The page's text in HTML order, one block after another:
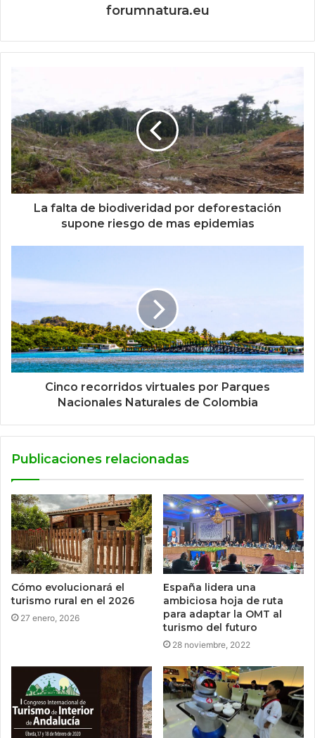
forumnatura.eu
La falta de biodiveridad por deforestación
supone riesgo de mas epidemias
Cinco recorridos virtuales por Parques
Nacionales Naturales de Colombia
Publicaciones relacionadas
Cómo evolucionará el
turismo rural en el 2026
27 enero, 2026
España lidera una
ambiciosa hoja de ruta
para adaptar la OMT al
turismo del futuro
28 noviembre, 2022